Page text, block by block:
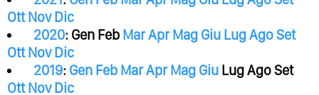
Ott Nov Dic
2020: Gen Feb MarApr Mag Giu LugAgoSet
Ott Nov Dic
2019: Gen Feb MarApr Mag Giu LugAgoSet
Ott Nov Dic